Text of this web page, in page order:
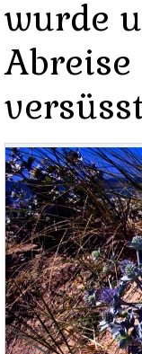
wurde
Abreise